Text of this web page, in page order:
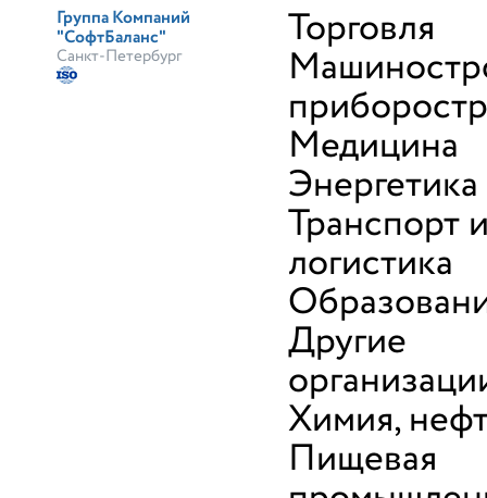
Группа Компаний
"СофтБаланс"
Санкт-Петербург
Торговля
Медицина
Энергетика
Транспорт
логистика
Другие
Химия,
Пищевая